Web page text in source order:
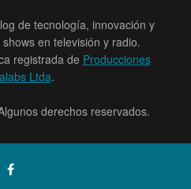
de tecnología, innovación y
en televisión y radio.
registrada de Producciones
Ltda.
derechos reservados.